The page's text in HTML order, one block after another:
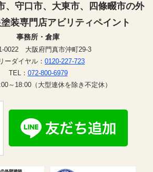
、守口市、大東市、四條畷市の外
装専門店アビリティペイント
事務所・倉庫
0022 大阪府門真市沖町29-3
ーダイヤル： 0120-227-723
TEL： 072-800-6979
～18:00（大型連休を除き不定休）